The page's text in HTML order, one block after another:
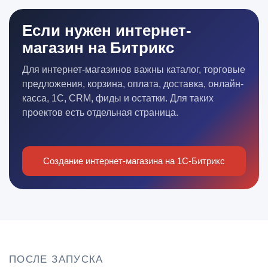
Если нужен интернет-
магазин на Битрикс
Для интернет-магазинов важны каталог, торговые
предложения, корзина, оплата, доставка, онлайн-
касса, 1С, CRM, фиды и остатки. Для таких
проектов есть отдельная страница.
Создание интернет-магазина на 1С-Битрикс
ПОСЛЕ ЗАПУСКА